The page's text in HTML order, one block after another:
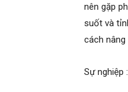
nên gặp
suốt và
cách
Sự nghiệp :